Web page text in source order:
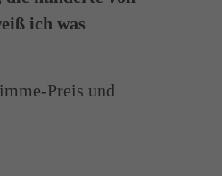
ich was
Preis und